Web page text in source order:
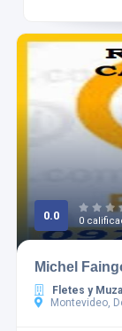
0.0 0
Michel
Fletes y
Montevideo,